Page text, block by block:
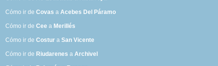
Cómo ir deCovas aAcebes Del Páramo
Cómo ir deCee a Merillés
Cómo ir deCostur aSan Vicente
Cómo ir de Riudarenes aArchivel